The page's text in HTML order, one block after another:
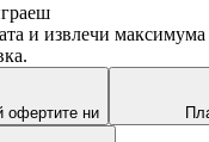
и извлечи максимума
офертите ни